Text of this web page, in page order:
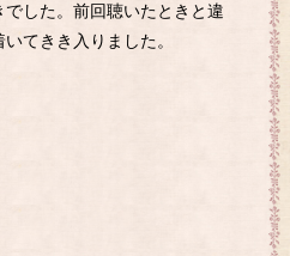
した。前回聴いたときと違
てきき入りました。